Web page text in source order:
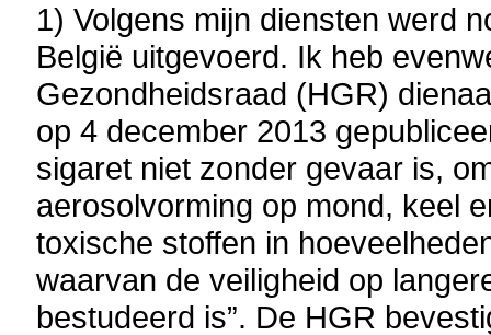
1) Volgens mijn diensten werd
België uitgevoerd. Ik heb
Gezondheidsraad (HGR)
op 4 december 2013
sigaret niet zonder gevaar is,
aerosolvorming op mond, keel
toxische stoffen in
waarvan de veiligheid op
bestudeerd is”. De HGR